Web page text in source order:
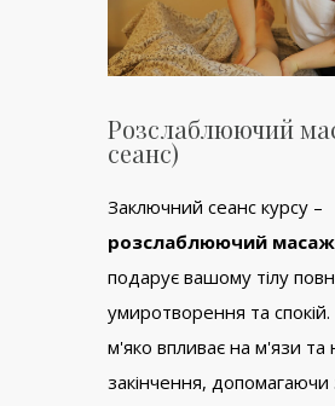
Розслаблюючий
сеанс)
Заключний сеанс курсу –
розслаблюючий масаж
подарує вашому тілу
умиротворення та
м'яко впливає на м'язи та
закінчення, допомагаючи